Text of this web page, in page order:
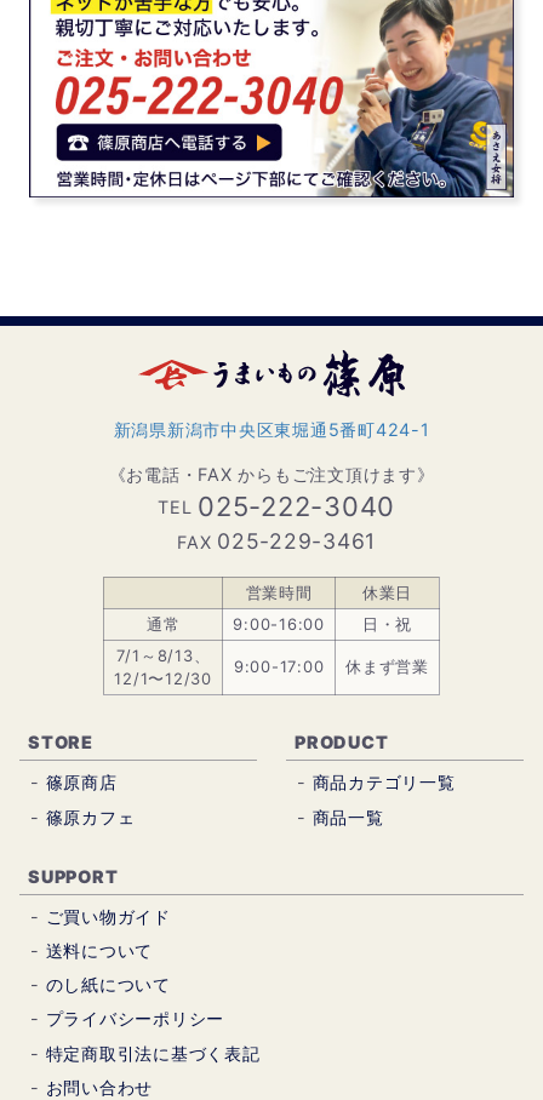
新潟県新潟市中央区東堀通5番町424-1
《お電話・FAX からもご注文頂けます》
TEL
025-222-3040
FAX 025-229-3461
営業時間
休業日
通常
9:00-16:00
日・祝
7/1～8/13、
12/1〜12/30
9:00-17:00 休まず営業
STORE
篠原商店
篠原カフェ
PRODUCT
商品カテゴリ一覧
商品一覧
SUPPORT
ご買い物ガイド
送料について
のし紙について
プライバシーポリシー
特定商取引法に基づく表記
お問い合わせ